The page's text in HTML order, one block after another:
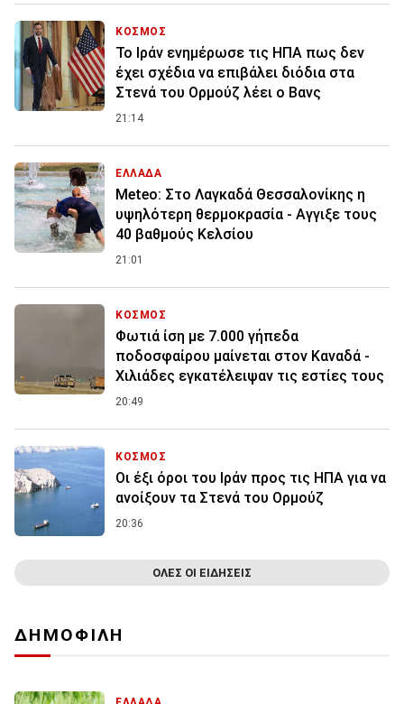
ΚΟΣΜΟΣ
To Ιράν ενημέρωσε τις ΗΠΑ πως δεν
έχει σχέδια να επιβάλει διόδια στα
Στενά του Ορμούζ λέει ο Βανς
21:14
ΕΛΛΑΔΑ
Meteo: Στο Λαγκαδά Θεσσαλονίκης η
υψηλότερη θερμοκρασία - Αγγιξε τους
40 βαθμούς Κελσίου
21:01
ΚΟΣΜΟΣ
Φωτιά ίση με 7.000 γήπεδα
ποδοσφαίρου μαίνεται στον Καναδά -
Χιλιάδες εγκατέλειψαν τις εστίες τους
20:49
ΚΟΣΜΟΣ
Οι έξι όροι του Ιράν προς τις ΗΠΑ για να
ανοίξουν τα Στενά του Ορμούζ
20:36
ΟΛΕΣ ΟΙ ΕΙΔΗΣΕΙΣ
ΔΗΜΟΦΙΛΗ